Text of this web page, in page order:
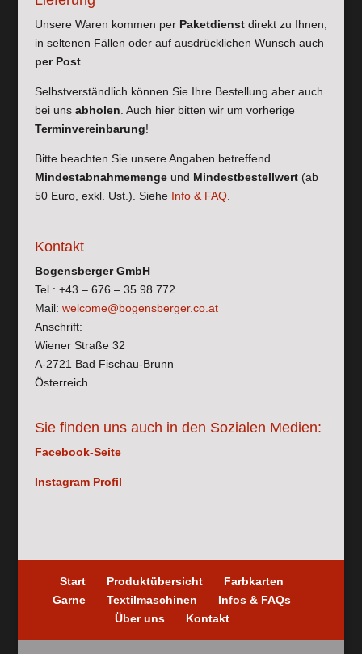
Unsere Waren kommen per Paketdienstdirekt zu Ihnen,
in seltenen Fällen oder auf ausdrücklichen Wunsch auch
per Post.
Selbstverständlich können Sie Ihre Bestellung aber auch
bei uns abholen. Auch hier bitten wir um vorherige
Terminvereinbarung!
Bitte beachten Sie unsere Angaben betreffend
Mindestabnahmemengeund Mindestbestellwert(ab
50 Euro, exkl. Ust.). Siehe Info & FAQ.
Kontakt
Bogensberger GmbH
Tel.: +43 – 676 – 35 98 772
Mail: welcome@bogensberger.co.at
Anschrift:
Wiener Straße 32
A-2721 Bad Fischau-Brunn
Österreich
Sie finden uns auch in den Sozialen Medien:
Facebook-Seite
Instagram Profil
Start Produktübersicht
Farbkarten
Garne
Textilmaschinen
Infos & FAQs
Über uns
Kontakt